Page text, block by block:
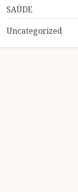
SAÚDE
Uncategorized